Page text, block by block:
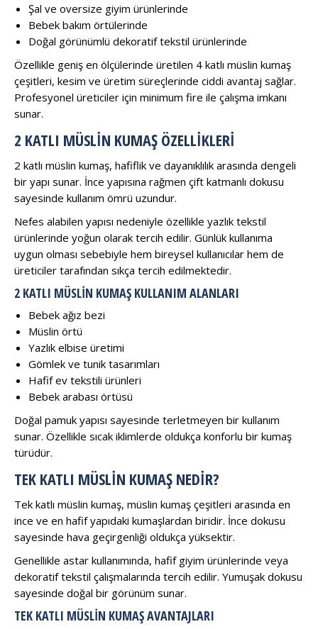
Şal ve oversize giyim ürünlerinde
Bebek bakım örtülerinde
Doğal görünümlü dekoratif tekstil ürünlerinde
Özellikle geniş en ölçülerinde üretilen 4 katlı müslin kumaş
çeşitleri, kesim ve üretim süreçlerinde ciddi avantaj sağlar.
Profesyonel üreticiler için minimum fire ile çalışma imkanı
sunar.
2 KATLI MÜSLIN KUMAŞ ÖZELLIKLERI
2 katlı müslin kumaş, hafiflik ve dayanıklılık arasında dengeli
bir yapı sunar. İnce yapısına rağmen çift katmanlı dokusu
sayesinde kullanım ömrü uzundur.
Nefes alabilen yapısı nedeniyle özellikle yazlık tekstil
ürünlerinde yoğun olarak tercih edilir. Günlük kullanıma
uygun olması sebebiyle hem bireysel kullanıcılar hem de
üreticiler tarafından sıkça tercih edilmektedir.
2 KATLI MÜSLIN KUMAŞ KULLANIM ALANLARI
Bebek ağız bezi
Müslin örtü
Yazlık elbise üretimi
Gömlek ve tunik tasarımları
Hafif ev tekstili ürünleri
Bebek arabası örtüsü
Doğal pamuk yapısı sayesinde terletmeyen bir kullanım
sunar. Özellikle sıcak iklimlerde oldukça konforlu bir kumaş
türüdür.
TEK KATLI MÜSLIN KUMAŞ NEDIR?
Tek katlı müslin kumaş, müslin kumaş çeşitleri arasında en
ince ve en hafif yapıdaki kumaşlardan biridir. İnce dokusu
sayesinde hava geçirgenliği oldukça yüksektir.
Genellikle astar kullanımında, hafif giyim ürünlerinde veya
dekoratif tekstil çalışmalarında tercih edilir. Yumuşak dokusu
sayesinde doğal bir görünüm sunar.
TEK KATLI MÜSLIN KUMAŞ AVANTAJLARI